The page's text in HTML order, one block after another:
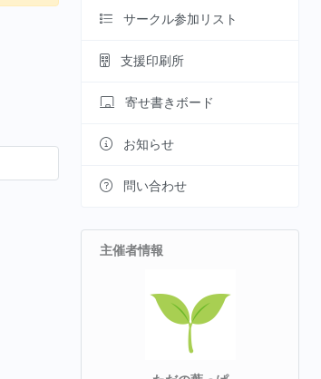
サークル参加リスト
支援印刷所
寄せ書きボード
お知らせ
問い合わせ
主催者情報